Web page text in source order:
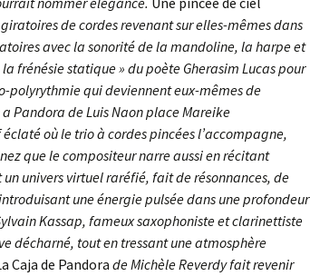
de cordes revenant sur elles-mêmes dans
avec la sonorité de la mandoline, la harpe et
frénésie statique » du poète Gherasim Lucas pour
polyrythmie qui deviennent eux-mêmes de
Pandora de Luis Naon place Mareike
où le trio à cordes pincées l’accompagne,
que le compositeur narre aussi en récitant
un univers virtuel raréfié, fait de résonnances, de
une énergie pulsée dans une profondeur
Kassap, fameux saxophoniste et clarinettiste
décharné, tout en tressant une atmosphère
Caja de Pandora de Michèle Reverdy fait revenir